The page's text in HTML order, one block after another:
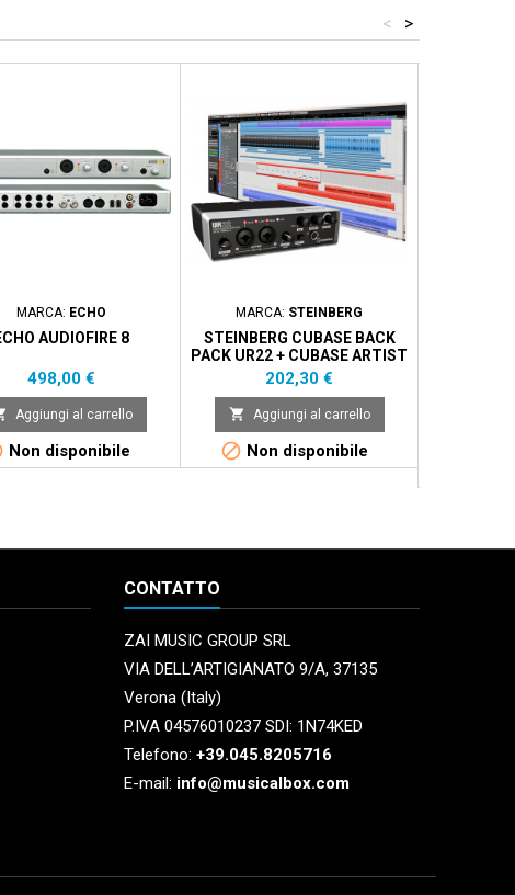
>
<
MARCA: ECHO
AUDIOFIRE 8
Prezzo
498,00 €
Aggiungi al carrello
Non disponibile
MARCA: STEINBERG
STEINBERG CUBASE BACK
PACK UR22 + CUBASE ARTIST
Prezzo
202,30 €
 Aggiungi al carrello
 Non disponibile
CONTATTO
ZAI MUSIC GROUP SRL
VIA DELL’ARTIGIANATO 9/A, 37135
Verona (Italy)
P.IVA 04576010237 SDI: 1N74KED
Telefono: +39.045.8205716
E-mail: info@musicalbox.com